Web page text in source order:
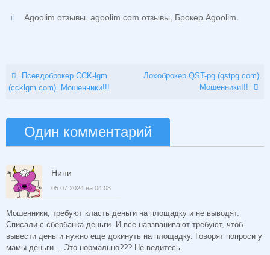
Agoolim отзывы,agoolim.com отзывы, Брокер Agoolim.
Псевдоброкер CCK-lgm
(ccklgm.com). Мошенники!!!
Лохоброкер QST-pg (qstpg.com).
Мошенники!!!
Один комментарий
Нини
05.07.2024 на 04:03
Мошенники, требуют класть деньги на площадку и не выводят.
Списали с сбербанка деньги. И все навзванивают требуют, чтоб
вывести деньги нужно еще докинуть на площадку. Говорят попроси у
мамы деньги… Это нормально??? Не ведитесь.